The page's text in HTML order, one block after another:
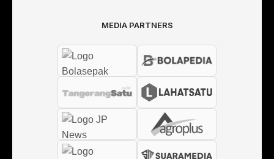
MEDIA PARTNERS